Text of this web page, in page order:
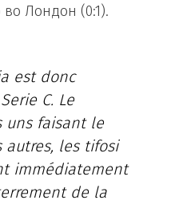
Лондон (0:1).
est donc
C. Le
uns faisant le
autres, les tifosi
immédiatement
de la